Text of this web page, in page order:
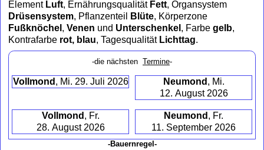
Element Luft, Ernährungsqualität Fett, Organsystem
Drüsensystem, Pflanzenteil Blüte, Körperzone
Fußknöchel , Venen und Unterschenkel , Farbe gelb,
Kontrafarbe rot, blau, Tagesqualität Lichttag.
-die nächsten Termine-
Vollmond , Mi. 29. Juli 2026 Neumond , Mi.
12. August 2026
Vollmond , Fr.
28. August 2026
Neumond , Fr.
11. September 2026
-Bauernregel-